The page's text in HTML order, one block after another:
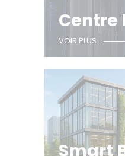
Centre
VOIR PLUS
Smart